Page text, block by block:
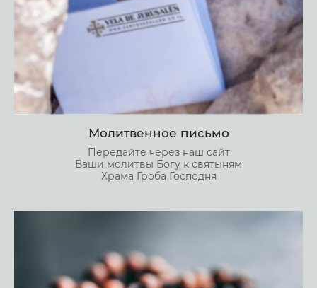
Молитвенное письмо
Передайте через наш сайт
Ваши молитвы Богу к святыням
Храма Гроба Господня